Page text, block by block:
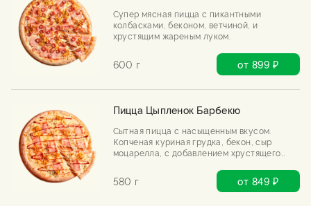
Супер мясная пицца с пикантными
колбасками, беконом, ветчиной, и
хрустящим жареным луком.
600 г от 899 ₽
Пицца Цыпленок Барбекю
Сытная пицца с насыщенным вкусом.
Копченая куриная грудка, бекон, сыр
моцарелла, с добавлением хрустящего
580 г от 849 ₽